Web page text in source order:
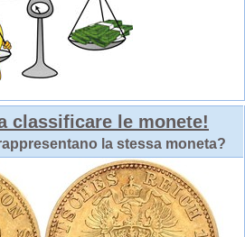
classificare le monete!
la stessa moneta?